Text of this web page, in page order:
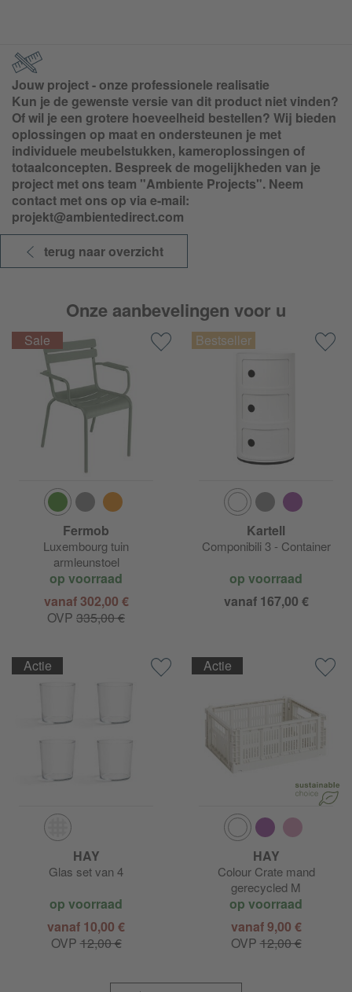
Jouw project - onze professionele realisatie
Kun je de gewenste versie van dit product niet vinden?
Of wil je een grotere hoeveelheid bestellen? Wij bieden
oplossingen op maat en ondersteunen je met
individuele meubelstukken, kameroplossingen of
totaalconcepten. Bespreek de mogelijkheden van je
project met ons team "Ambiente Projects". Neem
contact met ons op via e-mail:
projekt@ambientedirect.com
terug naar overzicht
Onze aanbevelingen voor u
Fermob
Luxembourg tuin
armleunstoel
op voorraad
vanaf 302,00 €
OVP 335,00 €
Kartell
Componibili 3 - Container
op voorraad
vanaf 167,00 €
Actie
HAY
Glas set van 4
op voorraad
vanaf 10,00 €
OVP12,00 €
Actie
HAY
Colour Crate mand
gerecycled M
op voorraad
vanaf 9,00 €
OVP12,00 €